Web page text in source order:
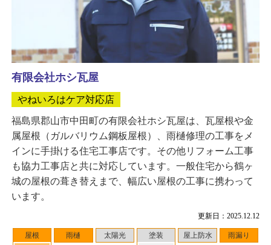
更新日：2025.12.12
屋根
雨樋 太陽光
塗装
屋上防水 雨漏り
有限会社ホシ瓦屋
やねいろはケア対応店
福島県郡山市中田町の有限会社ホシ瓦屋は、瓦屋根や金
属屋根（ガルバリウム鋼板屋根）、雨樋修理の工事をメ
インに手掛ける住宅工事店です。その他リフォーム工事
も協力工事店と共に対応しています。一般住宅から鶴ヶ
城の屋根の葺き替えまで、幅広い屋根の工事に携わって
います。